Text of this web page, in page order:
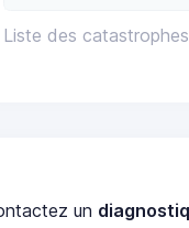
Liste des
un